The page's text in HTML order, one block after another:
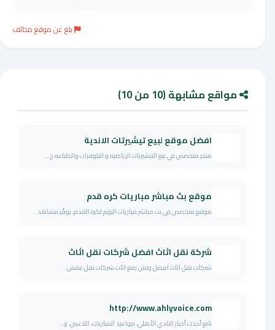
بلغ عن موقع مخالف
مواقع مشابهة (10 من 10)
افضل موقع لبيع تيشيرتات الاندية
متجر متخصص في بيع التيشيرتات الرياضيه و البلوفرات والطباعه ح...
موقع بث مباشر مباريات كره قدم
موقع متخصص في بث مباشر مباريات اليوم لكرة القدم، يوفّر مشاهد...
شركة نقل اثاث افضل شركات نقل اثاث
شركات نقل اثاث افضل ونش رفع اثاث شركات نقل عفش...
http://www.ahlyvoice.com
تابع أحدث أخبار النادي الأهلي، مواعيد المباريات، اللاعبين، و...